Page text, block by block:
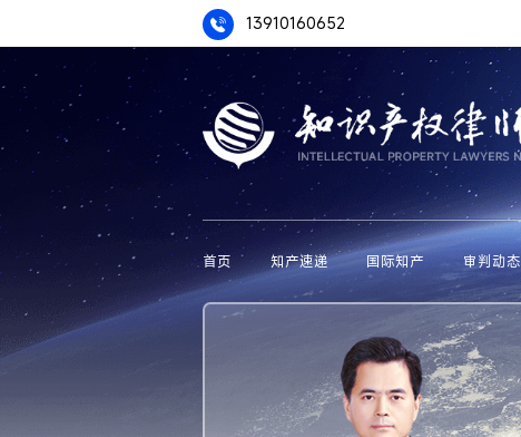
13910160652
首页 知产速递 国际知产 审判动态